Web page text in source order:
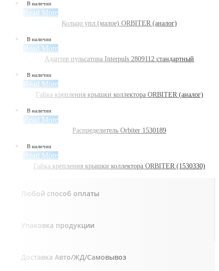
В наличии
Read More
Кольцо упл.(малое) ORBITER (аналог)
В наличии
Read More
Адаптер пульсатора Interpuls 2809112 стандартный
В наличии
Read More
Гайка крепления крышки коллектора ORBITER (аналог)
В наличии
Read More
Распределитель Orbiter 1530189
В наличии
Read More
Гайка крепления крышки коллектора ORBITER (1530330)
Любой способ оплаты
Упаковка продукции
Доставка Авто/ЖД/Самовывоз